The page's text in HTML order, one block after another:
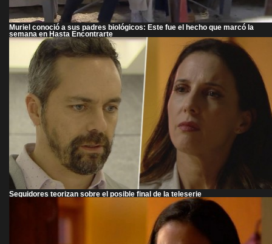
Muriel conoció a sus padres biológicos: Este fue el hecho que marcó la
semana en Hasta Encontrarte
Seguidores teorizan sobre el posible final de la teleserie